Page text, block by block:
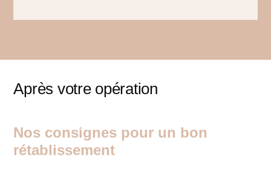
Après votre opération
Nos consignes pour un bon
rétablissement